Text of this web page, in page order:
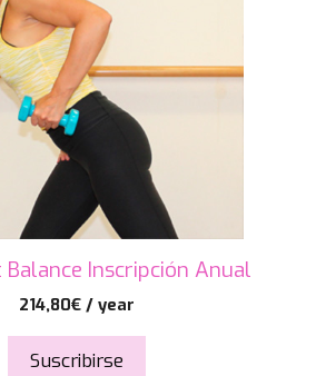
Inscripción Anual
214,80€ / year
Suscribirse